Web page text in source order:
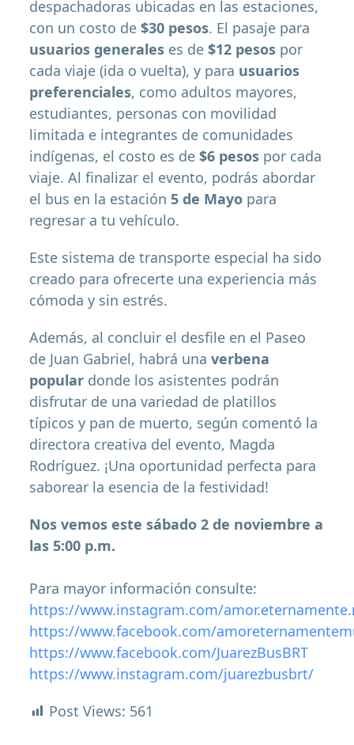
despachadoras ubicadas en las estaciones,
con un costo de$30 pesos. El pasaje para
usuarios generales es de$12 pesos por
cada viaje (ida o vuelta), y para usuarios
preferenciales, como adultos mayores,
estudiantes, personas con movilidad
limitada e integrantes de comunidades
indígenas, el costo es de$6 pesos por cada
viaje. Al finalizar el evento, podrás abordar
el bus en la estación 5 de Mayo para
regresar a tu vehículo.
Este sistema de transporte especial ha sido
creado para ofrecerte una experiencia más
cómoda y sin estrés.
Además, al concluir el desfile en el Paseo
de Juan Gabriel, habrá unaverbena
popular donde los asistentes podrán
disfrutar de una variedad de platillos
típicos y pan de muerto, según comentó la
directora creativa del evento, Magda
Rodríguez. ¡Una oportunidad perfecta para
saborear la esencia de la festividad!
Nos vemos este sábado 2 de noviembre a
las 5:00 p.m.
Para mayor información consulte:
https://www.instagram.com/
https://www.facebook.com/
https://www.facebook.com/JuarezBusBRT
https://www.instagram.com/juarezbusbrt/
Post Views: 561